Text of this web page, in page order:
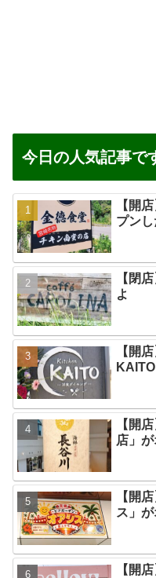
今日の人気記事で
【開
プンし
【閉
よ
【開
【開
店」
【開
ス」
【開